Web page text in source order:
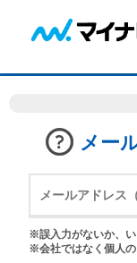
メー
※誤入力がないか、い
※会社ではなく個人の